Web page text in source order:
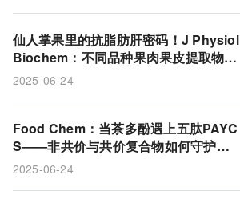
仙人掌果里的抗脂肪肝密码！J Physiol
Biochem：不同品种果肉果皮提取物可
减少肝细胞脂滴，Colorada品种尤为亮
2025-06-24
Food Chem：当茶多酚遇上五肽PAYC
S——非共价与共价复合物如何守护肠
道稳定性并调节酶活性
2025-06-24